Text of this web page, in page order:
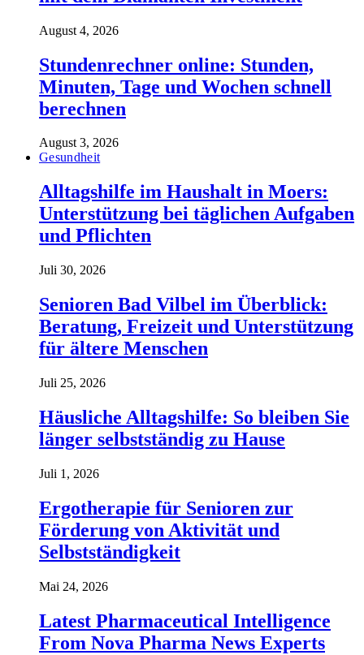
August 4, 2026
Stundenrechner online: Stunden,
Minuten, Tage und Wochen schnell
berechnen
August 3, 2026
Gesundheit
Alltagshilfe im Haushalt in Moers:
Unterstützung bei täglichen Aufgaben
und Pflichten
Juli 30, 2026
Senioren Bad Vilbel im Überblick:
Beratung, Freizeit und Unterstützung
für ältere Menschen
Juli 25, 2026
Häusliche Alltagshilfe: So bleiben Sie
länger selbstständig zu Hause
Juli 1, 2026
Ergotherapie für Senioren zur
Förderung von Aktivität und
Selbstständigkeit
Mai 24, 2026
Latest Pharmaceutical Intelligence
From Nova Pharma News Experts